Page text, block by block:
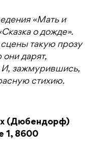
«Мать и
о дожде».
такую прозу
они дарят,
И, зажмурившись,
стихию.
(Дюбендорф)
1, 8600